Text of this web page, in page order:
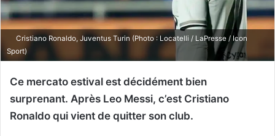
Cristiano Ronaldo, Juventus Turin (Photo : Locatelli / LaPresse / Icon
Sport)
Ce mercato estival est décidément bien
surprenant. Après Leo Messi, c’est Cristiano
Ronaldo qui vient de quitter son club.